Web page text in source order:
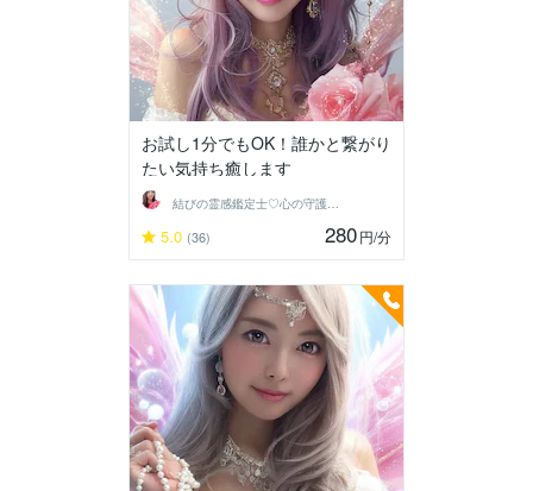
お試し1分でもOK！誰かと繋がり
たい気持ち癒します
結びの霊感鑑定士♡心の守護者優真（ゆうま
5.0 (36) 280円/分